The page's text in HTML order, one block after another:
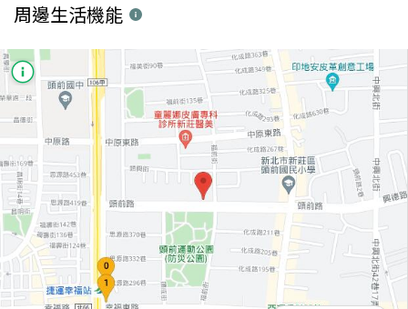
周邊生活機能